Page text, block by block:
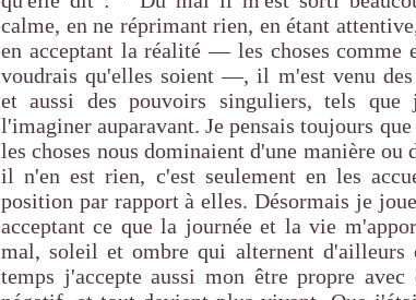
calme, en ne réprimant rien, en étant
en acceptant la réalité — les choses comme
voudrais qu'elles soient —, il m'est venu des
et aussi des pouvoirs singuliers, tels
l'imaginer auparavant. Je pensais toujours
les choses nous dominaient d'une manière ou
il n'en est rien, c'est seulement en les
position par rapport à elles. Désormais je
acceptant ce que la journée et la vie
mal, soleil et ombre qui alternent d'ailleurs
temps j'accepte aussi mon être propre